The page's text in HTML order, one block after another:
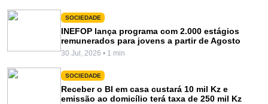
SOCIEDADE
INEFOP lança programa com 2.000 estágios
remunerados para jovens a partir de Agosto
30 Jul, 2026 • 1 min
SOCIEDADE
Receber o BI em casa custará 10 mil Kz e
emissão ao domicílio terá taxa de 250 mil Kz